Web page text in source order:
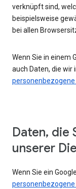
verknüpft sind,
beispielsweise
bei allen
Wenn Sie in einem
auch Daten, die wir
personenbezogene
Daten, die
unserer
Wenn Sie ein
personenbezogene